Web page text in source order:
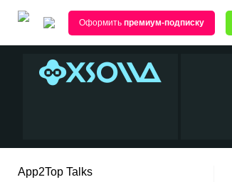
Оформить премиум-подписку
App2Top Talks